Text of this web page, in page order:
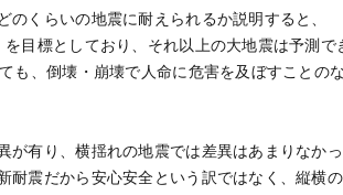
くらいの地震に耐えられるか説明すると、
目標としており、それ以上の大地震は予測で
も、倒壊・崩壊で人命に危害を及ぼすことの
が有り、横揺れの地震では差異はあまりなか
耐震だから安心安全という訳ではなく、縦横